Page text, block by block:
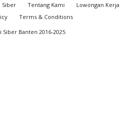
Siber Tentang Kami
Lowongan Kerja
Terms & Conditions
Siber Banten 2016-2025